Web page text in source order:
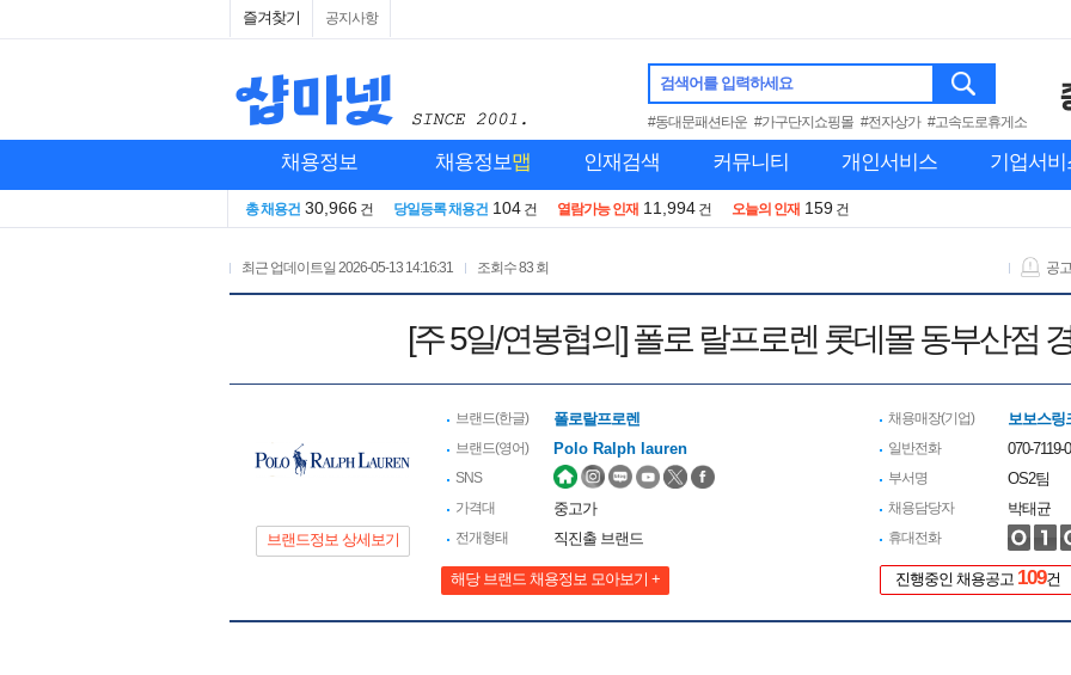
즐겨찾기 공지사항
검색어를 입력하세요
#동대문패션타운 #가구단지쇼핑몰 #전자상가 #고속도로휴게소
채용정보 채용정보맵 인재검색 커뮤니티 개인서비스 기업서비
총 채용건 30,966 건 당일등록 채용건 104 건 열람가능 인재 11,994 건 오늘의 인재 159 건
최근 업데이트일 2026-05-13 14:16:31 조회수83 회 공
[주 5일/연봉협의] 폴로 랄프로렌 롯데몰 동부산점
브랜드정보 상세보기
브랜드(한글) 폴로랄프로렌
브랜드(영어) Polo Ralph lauren
SNS
가격대
중고가
전개형태 직진출 브랜드
해당 브랜드 채용정보 모아보기 +
채용매장(기업) 보보스링
일반전화 070-7119-
부서명 OS2팀
채용담당자 박태균
휴대전화
진행중인 채용공고 109건